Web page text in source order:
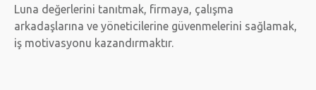
Luna değerlerini tanıtmak, firmaya, çalışma
arkadaşlarına ve yöneticilerine güvenmelerini sağlamak,
iş motivasyonu kazandırmaktır.